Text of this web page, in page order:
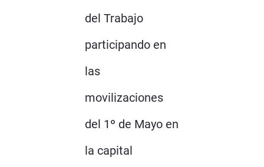
del Trabajo
participando en
las
movilizaciones
del 1º de Mayo en
la capital